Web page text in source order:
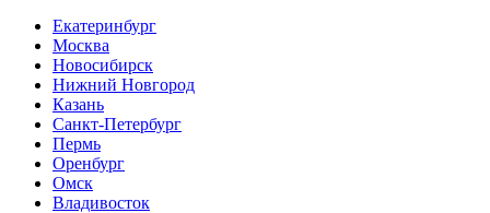
Екатеринбург
Москва
Новосибирск
Нижний Новгород
Казань
Санкт-Петербург
Пермь
Оренбург
Омск
Владивосток